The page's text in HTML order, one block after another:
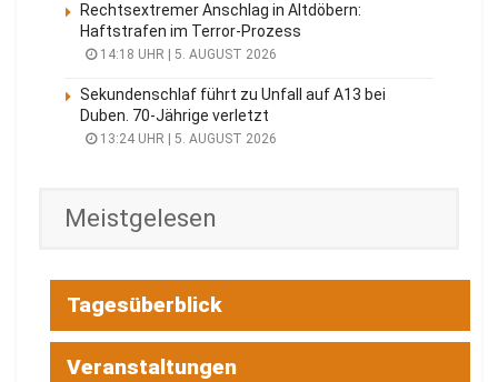
Rechtsextremer Anschlag in Altdöbern:
Haftstrafen im Terror-Prozess
14:18 UHR | 5. AUGUST 2026
Sekundenschlaf führt zu Unfall auf A13 bei
Duben. 70-Jährige verletzt
13:24 UHR | 5. AUGUST 2026
Meistgelesen
Tagesüberblick
Veranstaltungen